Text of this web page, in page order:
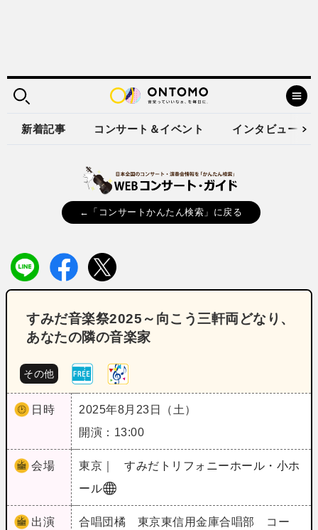
新着記事 コンサート＆イベント インタビュー
←「コンサートかんたん検索」に戻る
すみだ音楽祭2025～向こう三軒両どなり、
あなたの隣の音楽家
その他
日時
2025年8月23日（土）
開演：13:00
会場 東京｜
すみだトリフォニーホール・小ホ
ール
出演
合唱団橘 東京東信用金庫合唱部 コー